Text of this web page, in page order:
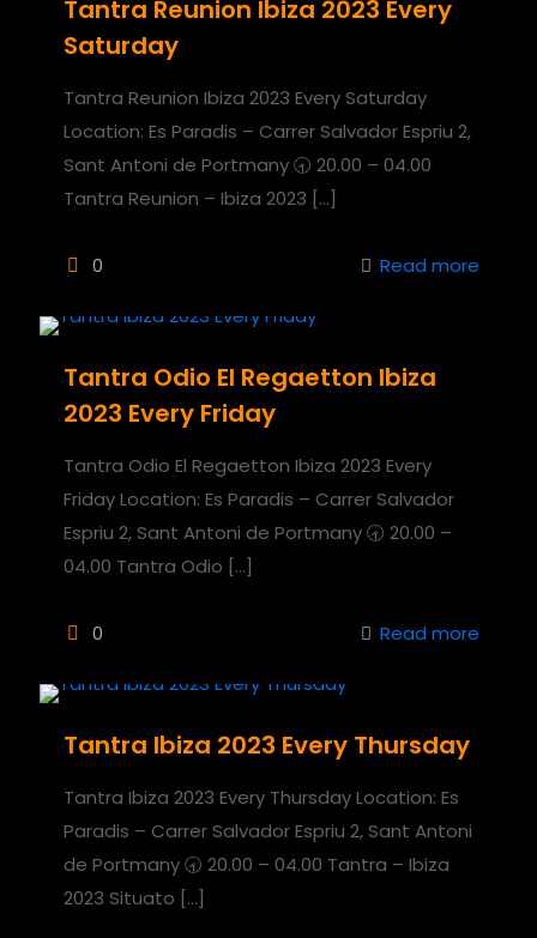
Tantra Reunion Ibiza 2023 Every
Saturday
Tantra Reunion Ibiza 2023 Every Saturday
Location: Es Paradis – Carrer Salvador Espriu 2,
Sant Antoni de Portmany 🕣 20.00 – 04.00
Tantra Reunion – Ibiza 2023 […]
0 Read more
Tantra Odio El Regaetton Ibiza
2023 Every Friday
Tantra Odio El Regaetton Ibiza 2023 Every
Friday Location: Es Paradis – Carrer Salvador
Espriu 2, Sant Antoni de Portmany 🕣 20.00 –
04.00 Tantra Odio […]
0 Read more
Tantra Ibiza 2023 Every Thursday
Tantra Ibiza 2023 Every Thursday Location: Es
Paradis – Carrer Salvador Espriu 2, Sant Antoni
de Portmany 🕣 20.00 – 04.00 Tantra – Ibiza
2023 Situato […]